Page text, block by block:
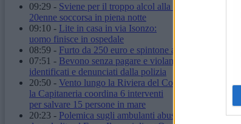
09:29 - Sviene per il troppo alcol alla stazione:
20enne soccorsa in piena notte
09:10 - Lite in casa in via Isonzo:
uomo finisce in ospedale
08:59 - Furto da 250 euro e spintone al vigilante:
07:51 - Bevono senza pagare e violano il daspo
identificati e denunciati dalla polizia
20:50 - Vento lungo la Riviera del Conero:
la Capitaneria coordina 6 interventi
per salvare 15 persone in mare
20:23 - Polemica sugli ambulanti abusivi